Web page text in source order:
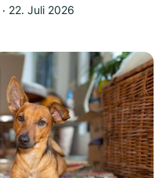
‧ 22. Juli 2026